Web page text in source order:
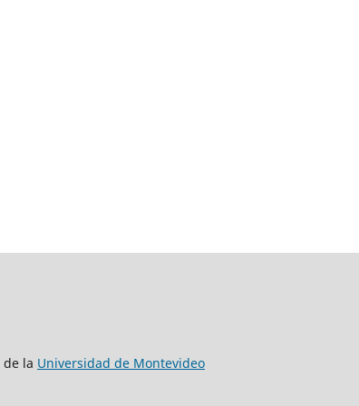
de la Universidad de Montevideo